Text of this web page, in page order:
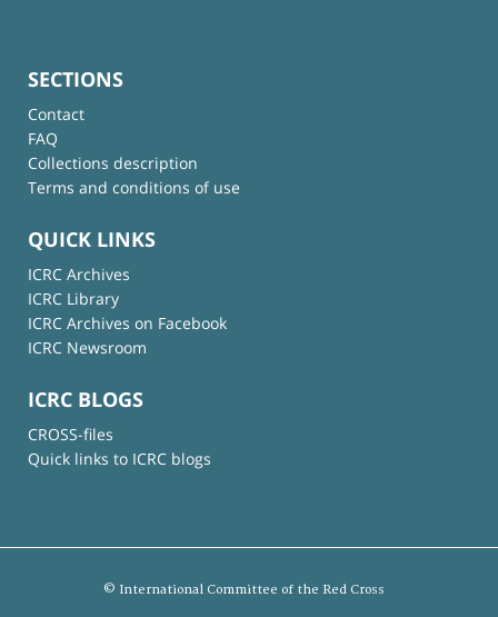
SECTIONS
Contact
FAQ
Collections description
Terms and conditions of use
QUICK LINKS
ICRC Archives
ICRC Library
ICRC Archives on Facebook
ICRC Newsroom
ICRC BLOGS
CROSS-files
Quick links to ICRC blogs
© International Committee of the Red Cross